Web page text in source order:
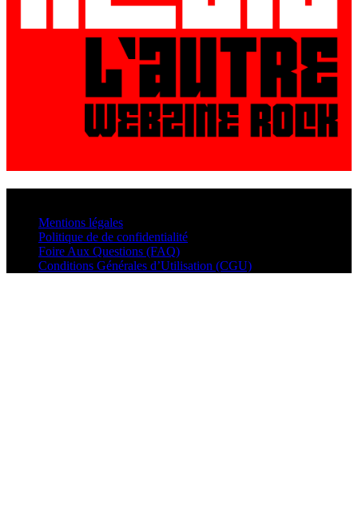
Mentions légales
Politique de de confidentialité
Foire Aux Questions (FAQ)
Conditions Générales d’Utilisation (CGU)